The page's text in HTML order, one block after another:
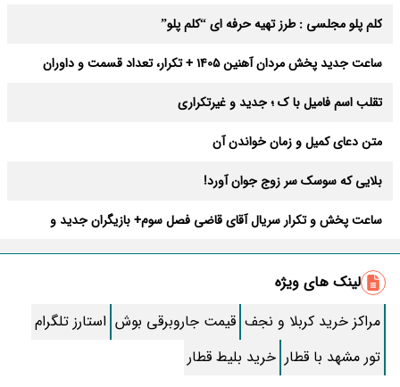
کلم پلو مجلسی : طرز تهیه حرفه ای “کلم پلو”
ساعت جدید پخش مردان آهنین 1405 + تکرار، تعداد قسمت و داوران
تقلب اسم فامیل با ک ؛ جدید و غیرتکراری
متن دعای کمیل و زمان خواندن آن
بلایی که سوسک سر زوج جوان آورد!
ساعت پخش و تکرار سریال آقای قاضی فصل سوم+ بازیگران جدید و
طرز تهیه سالاد ماکارونی خانگی خوشمزه و لذیذ + آموزش تصویری
طرز تهیه پاستا با سس آلفردو و مرغ فوری + آموزش تصویری پنه
جواب کامل اسم فامیل با “س”
ماه قرمز نشانه آخر دنیا در آسمان ظاهر شد !
لینک های ویژه
مراکز خرید کربلا و نجف قیمت جاروبرقی بوش استارز تلگرام
تور مشهد با قطار خرید بلیط قطار